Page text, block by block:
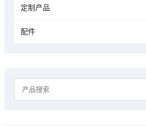
定制产品
配件